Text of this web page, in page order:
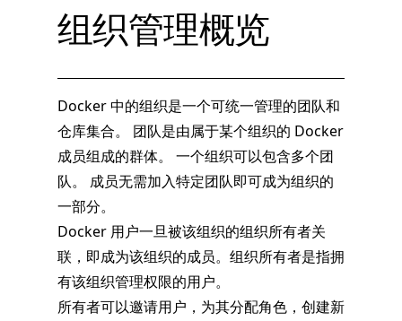
组织管理概览
Docker 中的组织是一个可统一管理的团队和
仓库集合。 团队是由属于某个组织的 Docker
成员组成的群体。 一个组织可以包含多个团
队。 成员无需加入特定团队即可成为组织的
一部分。
Docker 用户一旦被该组织的组织所有者关
联，即成为该组织的成员。组织所有者是指拥
有该组织管理权限的用户。
所有者可以邀请用户，为其分配角色，创建新